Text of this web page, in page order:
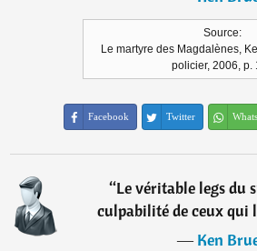
Source:
Le martyre des Magdalènes,
policier, 2006, p.
Facebook Twitter
“Le véritable legs du
culpabilité de ceux qui
―Ken